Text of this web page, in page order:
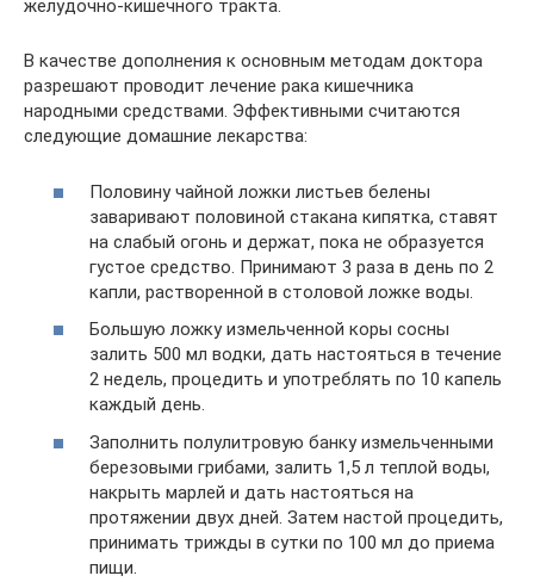
желудочно-кишечного тракта.
В качестве дополнения к основным методам доктора
разрешают проводит лечение рака кишечника
народными средствами. Эффективными считаются
следующие домашние лекарства:
Половину чайной ложки листьев белены
заваривают половиной стакана кипятка, ставят
на слабый огонь и держат, пока не образуется
густое средство. Принимают 3 раза в день по 2
капли, растворенной в столовой ложке воды.
Большую ложку измельченной коры сосны
залить 500 мл водки, дать настояться в течение
2 недель, процедить и употреблять по 10 капель
каждый день.
Заполнить полулитровую банку измельченными
березовыми грибами, залить 1,5 л теплой воды,
накрыть марлей и дать настояться на
протяжении двух дней. Затем настой процедить,
принимать трижды в сутки по 100 мл до приема
пищи.